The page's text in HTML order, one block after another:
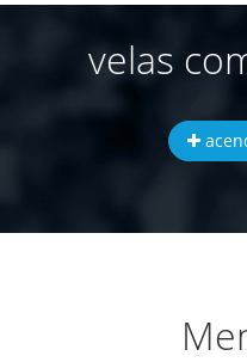
velas